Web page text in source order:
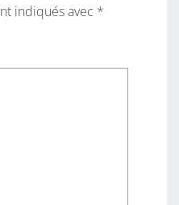
indiqués avec *